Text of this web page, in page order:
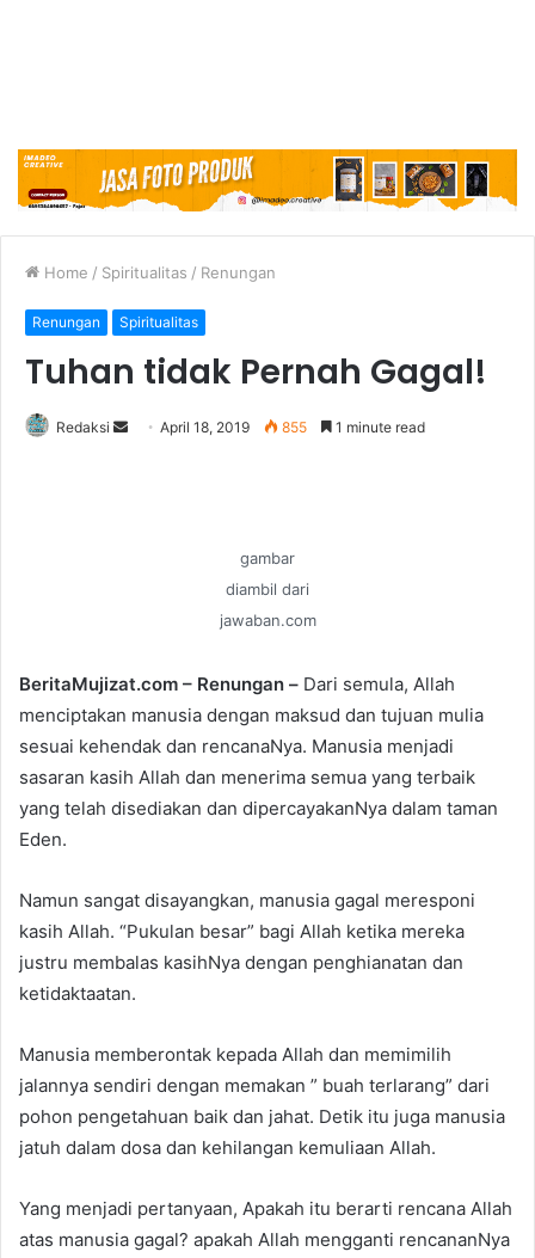
Home / Spiritualitas / Renungan
Renungan Spiritualitas
Tuhan tidak Pernah Gagal!
Redaksi
i
April 18, 2019 855 1 minute read
gambar
diambil dari
jawaban.com
BeritaMujizat.com – Renungan – Dari semula, Allah
menciptakan manusia dengan maksud dan tujuan mulia
sesuai kehendak dan rencanaNya. Manusia menjadi
sasaran kasih Allah dan menerima semua yang terbaik
yang telah disediakan dan dipercayakanNya dalam taman
Eden.
Namun sangat disayangkan, manusia gagal meresponi
kasih Allah. “Pukulan besar” bagi Allah ketika mereka
justru membalas kasihNya dengan penghianatan dan
ketidaktaatan.
Manusia memberontak kepada Allah dan memimilih
jalannya sendiri dengan memakan ” buah terlarang” dari
pohon pengetahuan baik dan jahat. Detik itu juga manusia
jatuh dalam dosa dan kehilangan kemuliaan Allah.
Yang menjadi pertanyaan, Apakah itu berarti rencana Allah
atas manusia gagal? apakah Allah mengganti rencananNya